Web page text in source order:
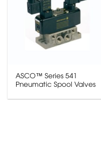
ASCO™ Series 541
Pneumatic Spool Valves